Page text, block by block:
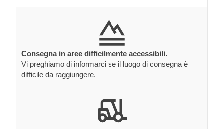
Consegna in aree difficilmente accessibili.
Vi preghiamo di informarci se il luogo di consegna è
difficile da raggiungere.